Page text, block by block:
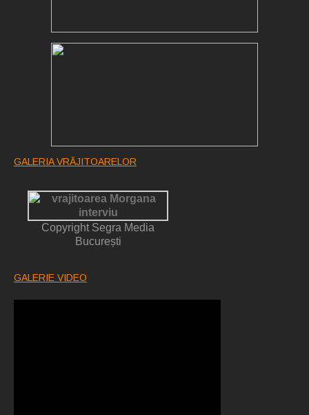
GALERIA VRĂJITOARELOR
Copyright Segra Media
București
GALERIE VIDEO